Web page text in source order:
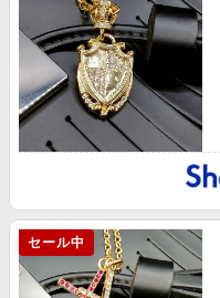
セール中